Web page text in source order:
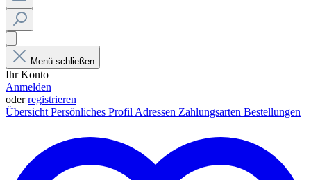
Menü schließen
Ihr Konto
Anmelden
oderregistrieren
Übersicht Persönliches Profil Adressen Zahlungsarten Bestellungen